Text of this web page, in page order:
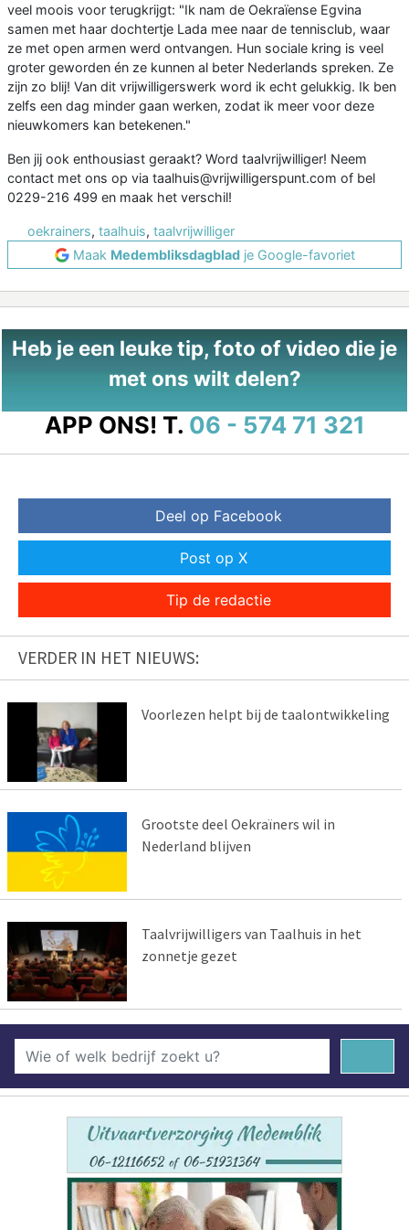
veel moois voor terugkrijgt: "Ik nam de Oekraïense Egvina
samen met haar dochtertje Lada mee naar de tennisclub, waar
ze met open armen werd ontvangen. Hun sociale kring is veel
groter geworden én ze kunnen al beter Nederlands spreken. Ze
zijn zo blij! Van dit vrijwilligerswerk word ik echt gelukkig. Ik ben
zelfs een dag minder gaan werken, zodat ik meer voor deze
nieuwkomers kan betekenen."
Ben jij ook enthousiast geraakt? Word taalvrijwilliger! Neem
contact met ons op via taalhuis@vrijwilligerspunt.com of bel
0229-216 499 en maak het verschil!
oekrainers, taalhuis, taalvrijwilliger
Maak Medembliksdagbladje Google-favoriet
Heb je een leuke tip, foto of video die je
met ons wilt delen?
APP ONS! T. 06 - 574 71 321
Deel op Facebook
Post op X
Tip de redactie
VERDER IN HET NIEUWS:
Voorlezen helpt bij de taalontwikkeling
Grootste deel Oekraïners wil in
Nederland blijven
Taalvrijwilligers van Taalhuis in het
zonnetje gezet